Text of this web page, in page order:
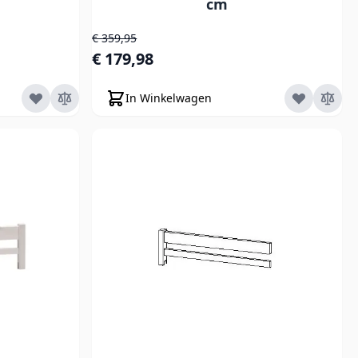
Speciale prijs
€ 179,98
Normale prijs
€ 359,95
In Winkelwagen